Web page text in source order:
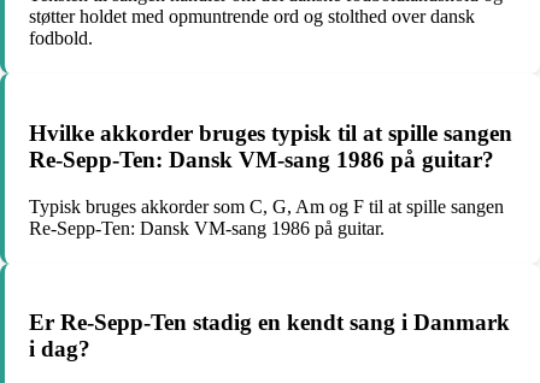
støtter holdet med opmuntrende ord og stolthed over dansk
fodbold.
Hvilke akkorder bruges typisk til at spille sangen
Re-Sepp-Ten: Dansk VM-sang 1986 på guitar?
Typisk bruges akkorder som C, G, Am og F til at spille sangen
Re-Sepp-Ten: Dansk VM-sang 1986 på guitar.
Er Re-Sepp-Ten stadig en kendt sang i Danmark
i dag?